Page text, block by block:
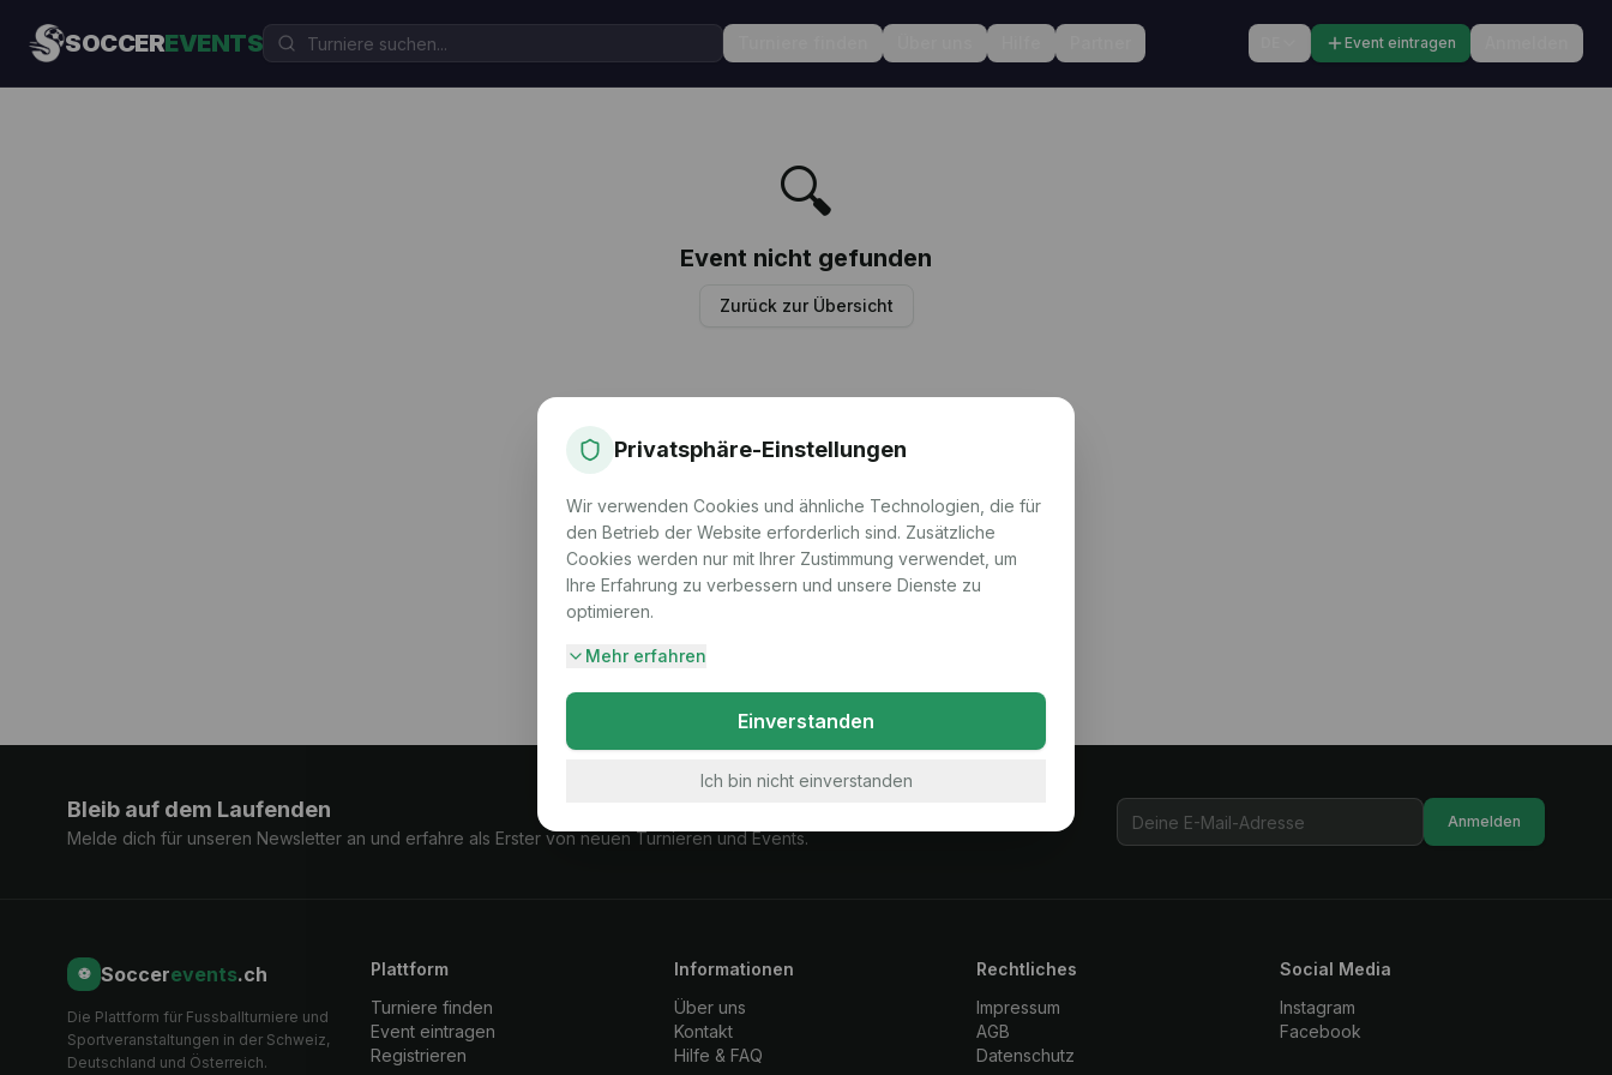
SOCCEREVENTS Event eintragen
🔍
Event nicht gefunden
Zurück zur Übersicht
Bleib auf dem Laufenden
Melde dich für unseren Newsletter an und erfahre als Erster von neuen Turnieren und Events.
Anmelden
⚽ Soccerevents.ch
Die Plattform für Fussballturniere und
Sportveranstaltungen in der Schweiz,
Deutschland und Österreich.
Plattform
Turniere finden
Event eintragen
Registrieren
Informationen
Über uns
Kontakt
Hilfe & FAQ
Rechtliches
Impressum
AGB
Datenschutz
Social Media
Instagram
Facebook
Privatsphäre-Einstellungen
Wir verwenden Cookies und ähnliche Technologien, die für
den Betrieb der Website erforderlich sind. Zusätzliche
Cookies werden nur mit Ihrer Zustimmung verwendet, um
Ihre Erfahrung zu verbessern und unsere Dienste zu
optimieren.
Mehr erfahren
Einverstanden
Ich bin nicht einverstanden